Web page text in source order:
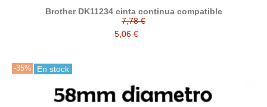
Brother DK11234 cinta continua compatible
7,78 €
5,06 €
-35% En stock